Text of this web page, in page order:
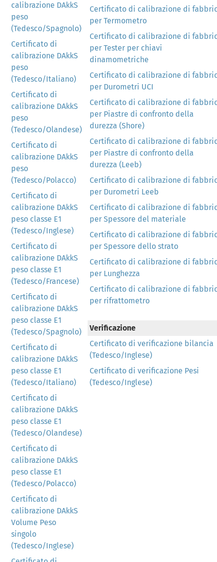
calibrazione DAkkS
peso
(Tedesco/Spagnolo)
Certificato di
calibrazione DAkkS
peso
(Tedesco/Italiano)
Certificato di
calibrazione DAkkS
peso
(Tedesco/Olandese)
Certificato di
calibrazione DAkkS
peso
(Tedesco/Polacco)
Certificato di
calibrazione DAkkS
peso classe E1
(Tedesco/Inglese)
Certificato di
calibrazione DAkkS
peso classe E1
(Tedesco/Francese)
Certificato di
calibrazione DAkkS
peso classe E1
(Tedesco/Spagnolo)
Certificato di
calibrazione DAkkS
peso classe E1
(Tedesco/Italiano)
Certificato di
calibrazione DAkkS
peso classe E1
(Tedesco/Olandese)
Certificato di
calibrazione DAkkS
peso classe E1
(Tedesco/Polacco)
Certificato di
calibrazione DAkkS
Volume Peso
singolo
(Tedesco/Inglese)
Certificato di calibrazione di
per Termometro
Certificato di calibrazione di
per Tester per chiavi
dinamometriche
Certificato di calibrazione di
per Durometri UCI
Certificato di calibrazione di
per Piastre di confronto della
durezza (Shore)
Certificato di calibrazione di
per Piastre di confronto della
durezza (Leeb)
Certificato di calibrazione di
per Durometri Leeb
Certificato di calibrazione di
per Spessore del materiale
Certificato di calibrazione di
per Spessore dello strato
Certificato di calibrazione di
per Lunghezza
Certificato di calibrazione di
per rifrattometro
Verificazione
Certificato di verificazione bilancia
(Tedesco/Inglese)
Certificato di verificazione Pesi
(Tedesco/Inglese)